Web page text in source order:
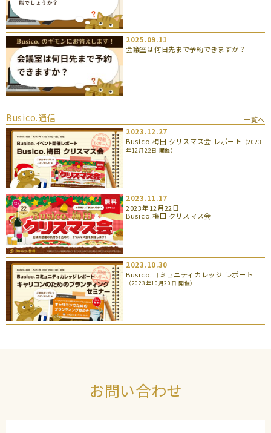
2025.09.11
会議室は何日先まで予約できますか？
Busico.通信
一覧へ
2023.12.27
Busico.梅田 クリスマス会 レポート
（2023
年12月22日 開催）
2023.11.17
2023年12月22日
Busico.梅田 クリスマス会
2023.10.30
Busico.コミュニティカレッジ レポート
（2023年10月20日 開催）
お問い合わせ